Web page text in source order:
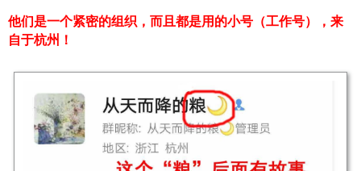
他们是一个紧密的组织，而且都是用的小号（工作号），来
自于杭州！